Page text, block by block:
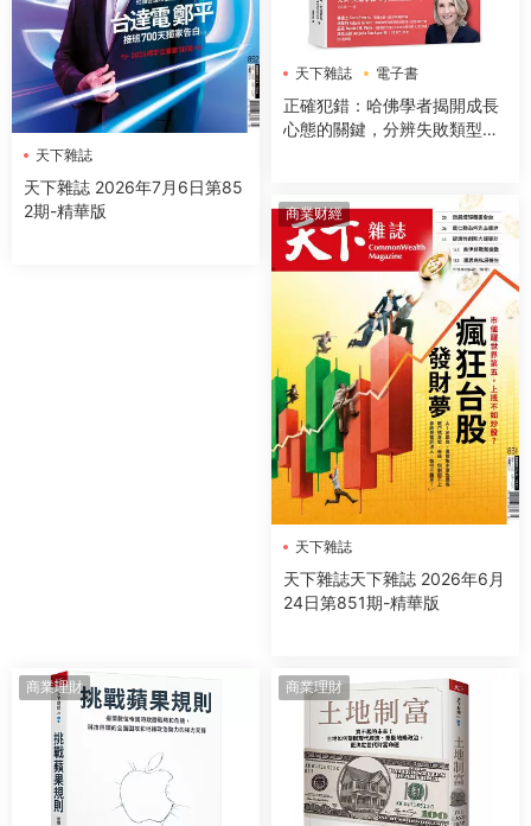
天下雜誌
天下雜誌 2026年7月6日第85
2期-精華版
天下雜誌 電子書
正確犯錯：哈佛學者揭開成長
心態的關鍵，分辨失敗類型與
商業财經
天下雜誌
天下雜誌天下雜誌 2026年6月
24日第851期-精華版
商業理財 商業理財